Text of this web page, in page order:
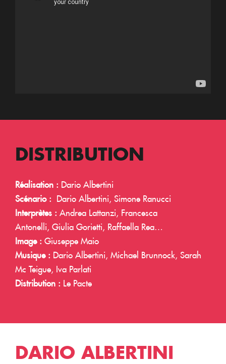
DISTRIBUTION
Réalisation : Dario Albertini
Scénario : Dario Albertini, Simone Ranucci
Interprètes : Andrea Lattanzi, Francesca
Antonelli, Giulia Gorietti, Raffaella Rea…
Image : Giuseppe Maio
Musique : Dario Albertini, Michael Brunnock, Sarah
Mc Teigue, Iva Parlati
Distribution : Le Pacte
DARIO ALBERTINI